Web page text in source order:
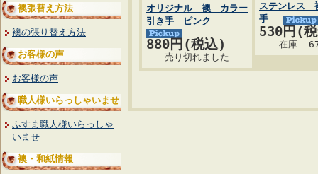
襖張替え方法
襖の張り替え方法
お客様の声
お客様の声
職人様いらっしゃいませ
ふすま職人様いらっしゃ
いませ
襖・和紙情報
オリジナル 襖 カラー
引き手 ピンク
880円(税込)
売り切れました
ステンレス
手
530円(
在庫